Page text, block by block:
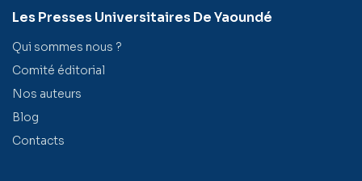
Les Presses Universitaires De Yaoundé
Qui sommes nous ?
Comité éditorial
Nos auteurs
Blog
Contacts